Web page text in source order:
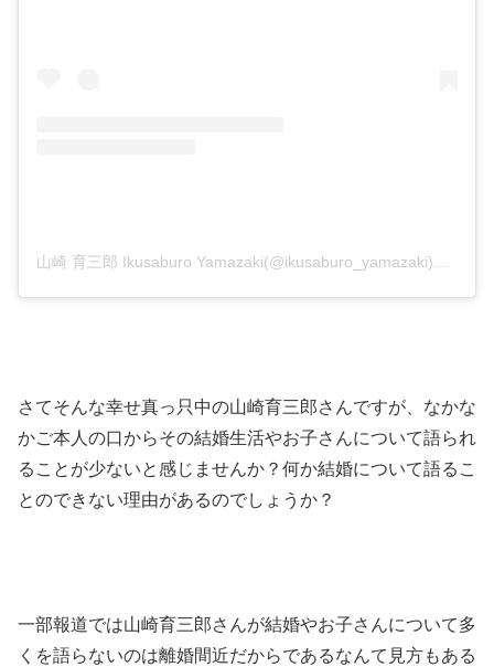
さてそんな幸せ真っ只中の山崎育三郎さんですが、なかな
かご本人の口からその結婚生活やお子さんについて語られ
ることが少ないと感じませんか？何か結婚について語るこ
とのできない理由があるのでしょうか？
一部報道では山崎育三郎さんが結婚やお子さんについて多
くを語らないのは離婚間近だからであるなんて見方もある